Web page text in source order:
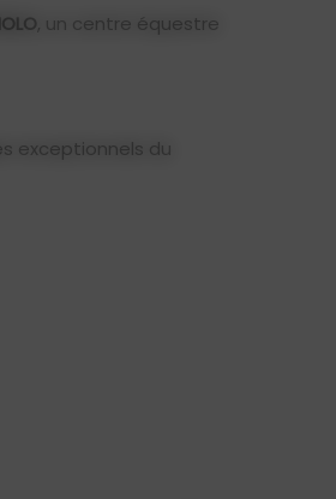
, un centre équestre
exceptionnels du